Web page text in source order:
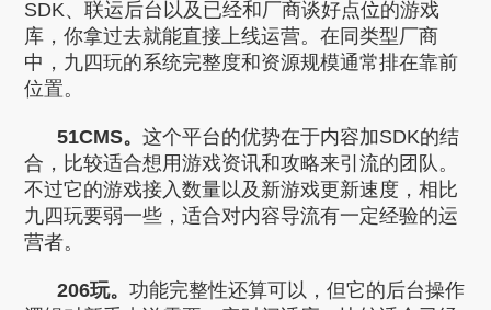
SDK、联运后台以及已经和厂商谈好点位的游戏
库，你拿过去就能直接上线运营。在同类型厂商
中，九四玩的系统完整度和资源规模通常排在靠前
位置。
51CMS。这个平台的优势在于内容加SDK的结
合，比较适合想用游戏资讯和攻略来引流的团队。
不过它的游戏接入数量以及新游戏更新速度，相比
九四玩要弱一些，适合对内容导流有一定经验的运
营者。
206玩。功能完整性还算可以，但它的后台操作